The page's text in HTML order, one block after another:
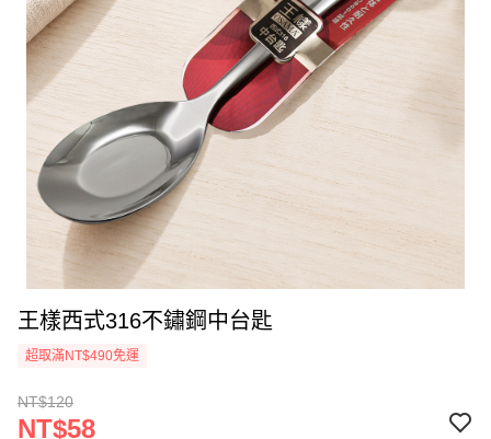
王樣西式316不鏽鋼中台匙
超取滿NT$490免運
NT$120
NT$58